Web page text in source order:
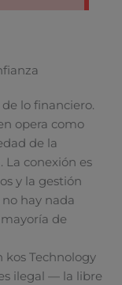
lo financiero.
opera como
de la
La conexión es
y la gestión
hay nada
de
kos Technology
ilegal — la libre